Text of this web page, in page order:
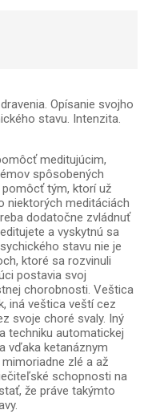
Opísanie svojho
stavu. Intenzita.
meditujúcim,
spôsobených
tým, ktorí už
niektorých meditáciách
dodatočne zvládnuť
a vyskytnú sa
stavu nie je
ktoré sa rozvinuli
postavia svoj
chorobnosti. Veštica
iná veštica veští cez
svoje choré svaly. Iný
techniku automatickej
vďaka ketanáznym
zlé a až
schopnosti na
že práve takýmto